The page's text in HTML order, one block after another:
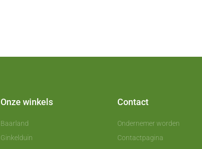
Onze winkels
Baarland
Ginkelduin
Contact
Ondernemer worden
Contactpagina